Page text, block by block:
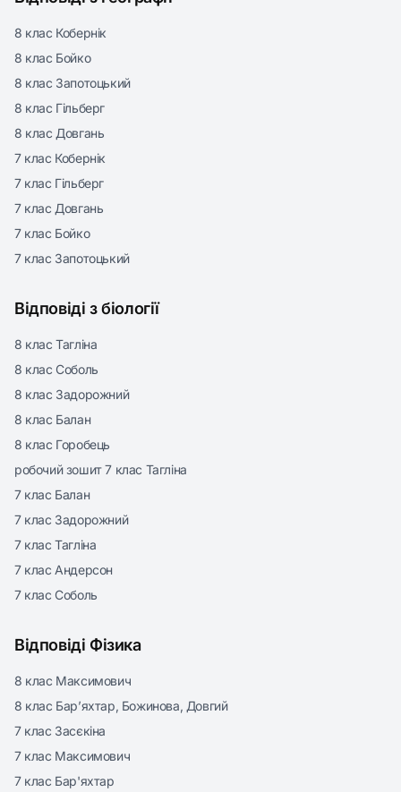
8 клас Кобернік
8 клас Бойко
8 клас Запотоцький
8 клас Гільберг
8 клас Довгань
7 клас Кобернік
7 клас Гільберг
7 клас Довгань
7 клас Бойко
7 клас Запотоцький
Відповіді з біології
8 клас Тагліна
8 клас Соболь
8 клас Задорожний
8 клас Балан
8 клас Горобець
робочий зошит 7 клас Тагліна
7 клас Балан
7 клас Задорожний
7 клас Тагліна
7 клас Андерсон
7 клас Соболь
Відповіді Фізика
8 клас Максимович
8 клас Бар’яхтар, Божинова, Довгий
7 клас Засєкіна
7 клас Максимович
7 клас Бар'яхтар